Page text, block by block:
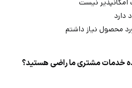
دارد
محصول نیاز داشتم
خدمات مشتری ما راضی هستید؟